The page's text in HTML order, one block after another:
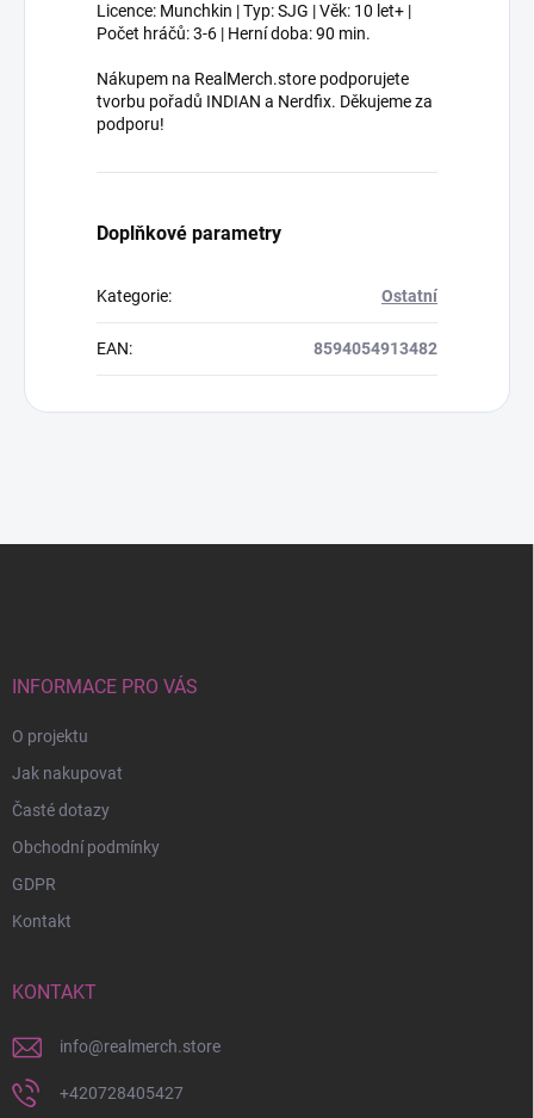
Licence: Munchkin | Typ: SJG | Věk: 10 let+ |
Počet hráčů: 3-6 | Herní doba: 90 min.
Nákupem na RealMerch.store podporujete
tvorbu pořadů INDIAN a Nerdfix. Děkujeme za
podporu!
Doplňkové parametry
Kategorie: Ostatní
EAN: 8594054913482
INFORMACE PRO VÁS
O projektu
Jak nakupovat
Časté dotazy
Obchodní podmínky
GDPR
Kontakt
KONTAKT
info@realmerch.store
+420728405427